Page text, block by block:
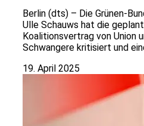
Berlin (dts) – Die Grünen-
Ulle Schauws hat die
Koalitionsvertrag von Union
Schwangere kritisiert und
19. April 2025